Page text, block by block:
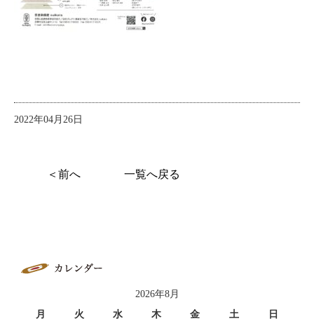
2022年04月26日
＜前へ 一覧へ戻る
2026年8月
月
火 水 木 金 土
日